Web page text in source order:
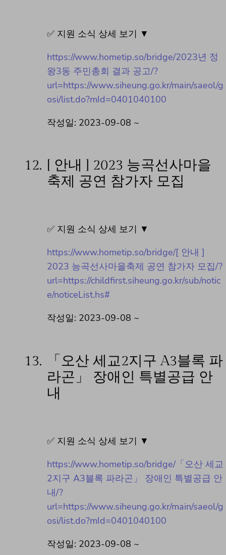
✅ 지원 소식 상세 보기 ▼
https://www.hometip.so/bridge/2023년 정
왕3동 주민총회 결과 공고/?
url=https://www.siheung.go.kr/main/saeol/g
osi/list.do?mId=0401040100
작성일: 2023-09-08 ~
12.
[ 안내 ] 2023 능곡선사마을
축제 공연 참가자 모집
✅ 지원 소식 상세 보기 ▼
https://www.hometip.so/bridge/[ 안내 ]
2023 능곡선사마을축제 공연 참가자 모집/?
url=https://childfirst.siheung.go.kr/sub/notic
e/noticeList.hs#
작성일: 2023-09-08 ~
13.
「오산 세교2지구 A3블록 파
라곤」 장애인 특별공급 안
내
✅ 지원 소식 상세 보기 ▼
https://www.hometip.so/bridge/「오산 세교
2지구 A3블록 파라곤」 장애인 특별공급 안
내/?
url=https://www.siheung.go.kr/main/saeol/g
osi/list.do?mId=0401040100
작성일: 2023-09-08 ~